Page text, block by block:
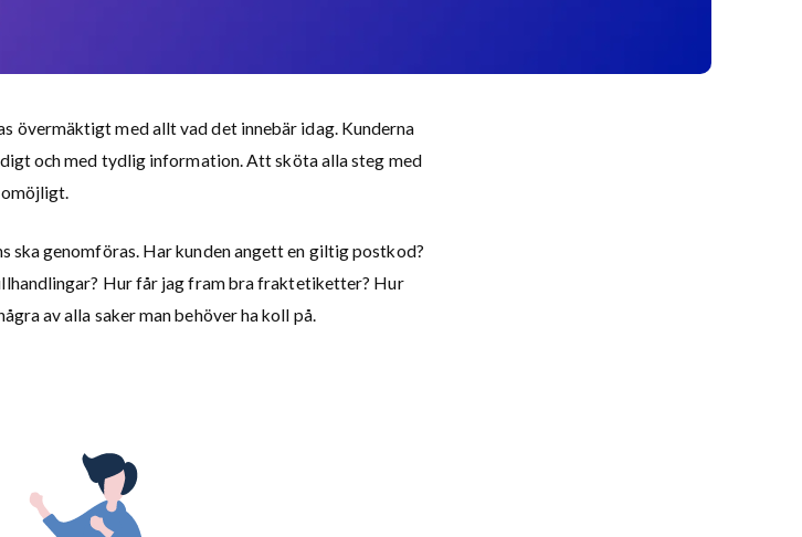
övermäktigt med allt vad det innebär idag. Kunderna
och med tydlig information. Att sköta alla steg med
ska genomföras. Har kunden angett en giltig postkod?
Hur får jag fram bra fraktetiketter? Hur
av alla saker man behöver ha koll på.